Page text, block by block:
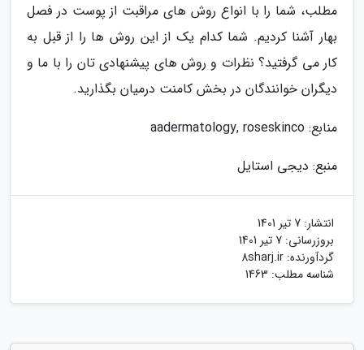
مطلب، شما را با انواع روش های مراقبت از پوست در فصل
بهار آشنا کردیم. شما کدام یک از این روش ها را از قبل به
کار می گرفتید؟ نظرات و روش های پیشنهادی تان را با ما و
دیگران خوانندگان در بخش کامنت درمیان بگذارید.
منابع: aadermatology, roseskinco
منبع: دیجی استایل
انتشار: 7 تیر 1401
بروزرسانی: 7 تیر 1401
گردآورنده: 8sharj.ir
شناسه مطلب: 1463